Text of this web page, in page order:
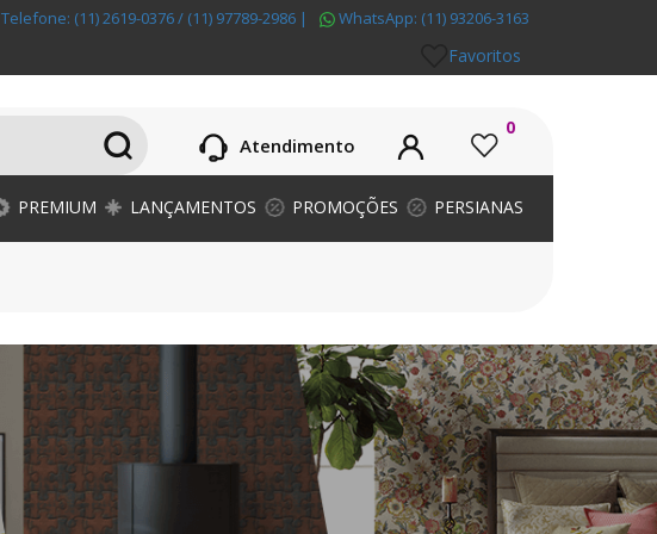
Telefone: (11) 2619-0376 / (11) 97789-2986 | WhatsApp: (11) 93206-3163
Favoritos
Atendimento
0
PREMIUM LANÇAMENTOS PROMOÇÕES PERSIANAS